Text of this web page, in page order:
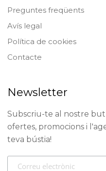
Preguntes freqüents
Avís legal
Política de cookies
Contacte
Newsletter
Subscriu-te al nostre
ofertes, promocions i
teva bústia!